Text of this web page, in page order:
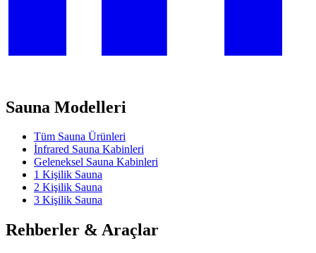
Sauna Modelleri
Tüm Sauna Ürünleri
İnfrared Sauna Kabinleri
Geleneksel Sauna Kabinleri
1 Kişilik Sauna
2 Kişilik Sauna
3 Kişilik Sauna
Rehberler & Araçlar